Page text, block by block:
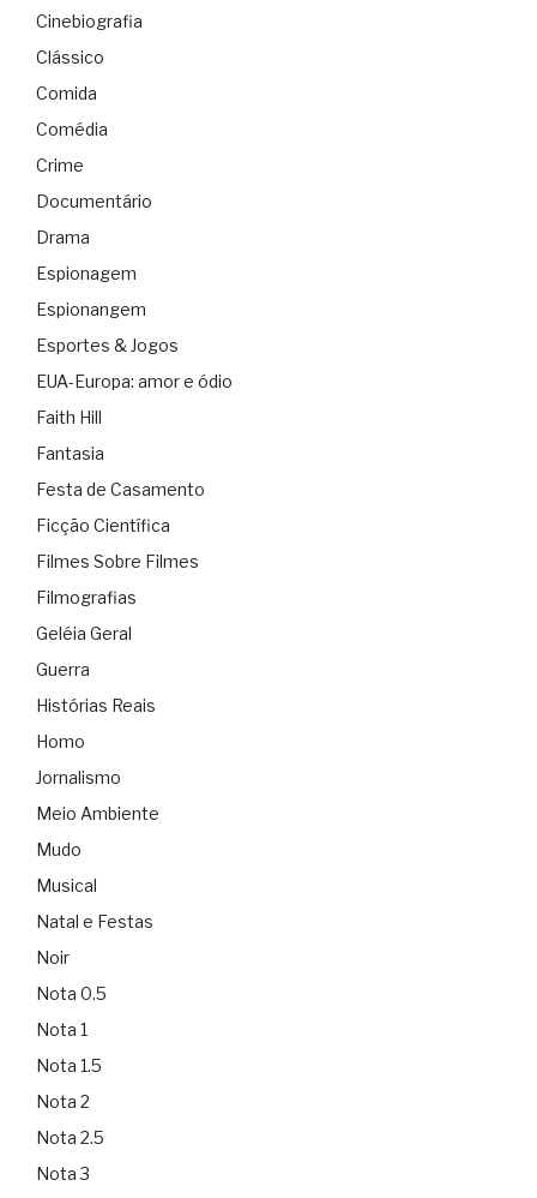
Cinebiografia
Clássico
Comida
Comédia
Crime
Documentário
Drama
Espionagem
Espionangem
Esportes & Jogos
EUA-Europa: amor e ódio
Faith Hill
Fantasia
Festa de Casamento
Ficção Científica
Filmes Sobre Filmes
Filmografias
Geléia Geral
Guerra
Histórias Reais
Homo
Jornalismo
Meio Ambiente
Mudo
Musical
Natal e Festas
Noir
Nota 0.5
Nota 1
Nota 1.5
Nota 2
Nota 2.5
Nota 3